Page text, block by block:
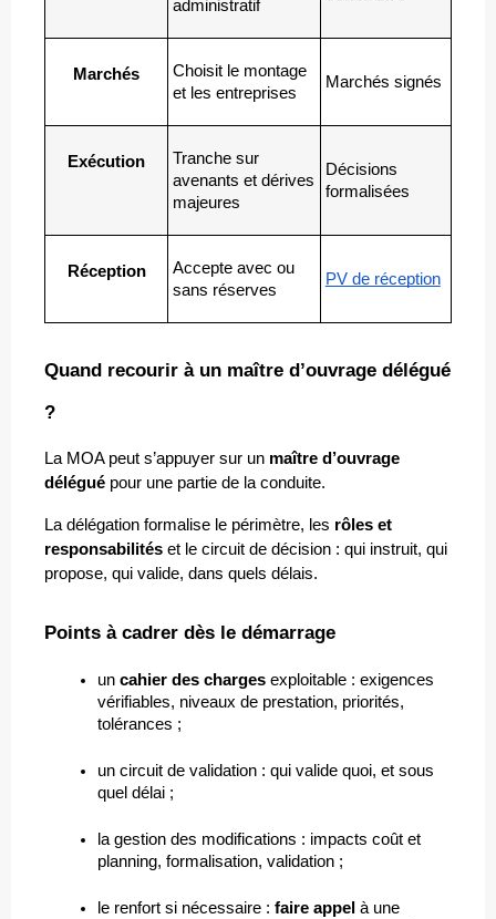
administratif
Marchés
Choisit le montage
et les entreprises
Marchés signés
Exécution
Tranche sur
avenants et dérives
majeures
Décisions
formalisées
Réception
Accepte avec ou
sans réserves
PV de réception
Quand recourir à un maître d’ouvrage délégué
?
La MOA peut s’appuyer sur un maître d’ouvrage
délégué pour une partie de la conduite.
La délégation formalise le périmètre, les rôles et
responsabilités et le circuit de décision : qui instruit, qui
propose, qui valide, dans quels délais.
Points à cadrer dès le démarrage
un cahier des charges exploitable : exigences
vérifiables, niveaux de prestation, priorités,
tolérances ;
un circuit de validation : qui valide quoi, et sous
quel délai ;
la gestion des modifications : impacts coût et
planning, formalisation, validation ;
le renfort si nécessaire : faire appel